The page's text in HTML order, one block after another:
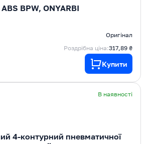
BPW, ONYARBI
Оригінал
Роздрібна ціна:317,89 ₴
Купити
В наявності
4-контурний пневматичної